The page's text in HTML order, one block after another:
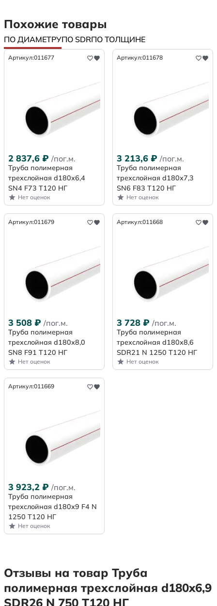
Похожие товары
ПО ДИАМЕТРУПО SDRПО ТОЛЩИНЕ
Артикул:011677
2 837,6 ₽ /пог.м.
Труба полимерная
трехслойная d180х6,4
SN4 F73 Т120 НГ
Нет оценок
Артикул:011678
3 213,6 ₽ /пог.м.
Труба полимерная
трехслойная d180х7,3
SN6 F83 Т120 НГ
Нет оценок
Артикул:011679
3 508 ₽ /пог.м.
Труба полимерная
трехслойная d180х8,0
SN8 F91 Т120 НГ
Нет оценок
Артикул:011668
3 728 ₽ /пог.м.
Труба полимерная
трехслойная d180x8,6
SDR21 N 1250 Т120 НГ
Нет оценок
Артикул:011669
3 923,2 ₽ /пог.м.
Труба полимерная
трехслойная d180x9 F4 N
1250 Т120 НГ
Нет оценок
Отзывы на товар Труба
полимерная трехслойная d180x6,9
SDR26 N 750 Т120 НГ